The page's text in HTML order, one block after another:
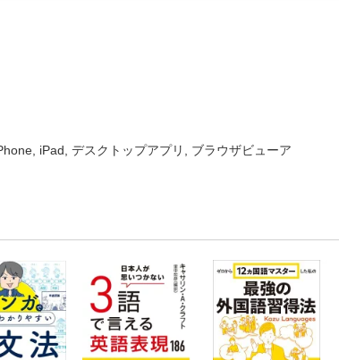
iPad, デスクトップアプリ, ブラウザビューア